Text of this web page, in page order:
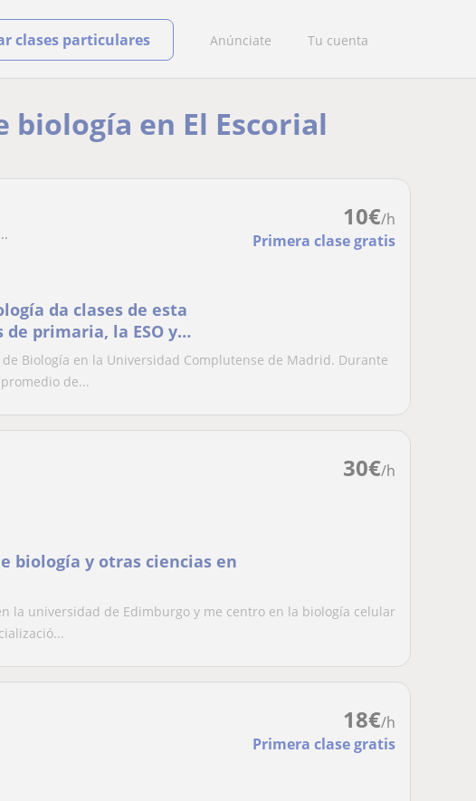
Anúnciate Tu cuenta
clases particulares
en El Escorial
10€/h
Primera clase gratis
da clases de esta
primaria, la ESO y
Biología en la Universidad Complutense de Madrid. Durante
de...
30€/h
biología y otras ciencias en
la universidad de Edimburgo y me centro en la biología celular
18€/h
Primera clase gratis